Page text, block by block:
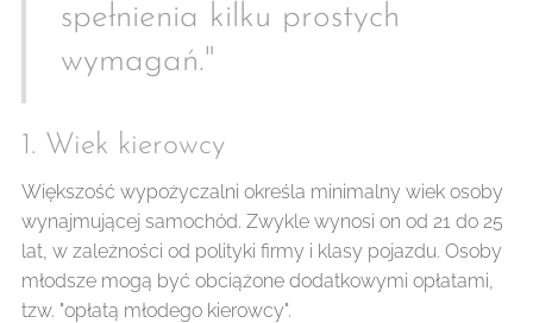
spełnienia kilku prostych
wymagań."
1. Wiek kierowcy 🏛️
Większość wypożyczalni określa minimalny wiek osoby
wynajmującej samochód. Zwykle wynosi on od 21 do 25
lat, w zależności od polityki firmy i klasy pojazdu. Osoby
młodsze mogą być obciążone dodatkowymi opłatami,
tzw. "opłatą młodego kierowcy".